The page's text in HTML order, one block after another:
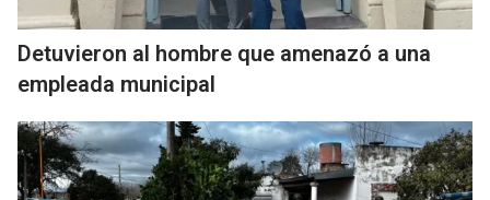
Detuvieron al hombre que amenazó a una
empleada municipal